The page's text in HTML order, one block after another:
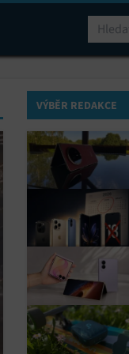
VÝBĚR REDAKCE